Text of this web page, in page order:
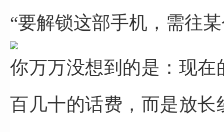
“要解锁这部手机， 需往
你万万没想到的是： 现在
百几十的话费， 而是放长